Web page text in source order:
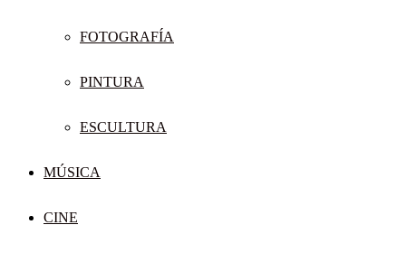
FOTOGRAFÍA
PINTURA
ESCULTURA
MÚSICA
CINE